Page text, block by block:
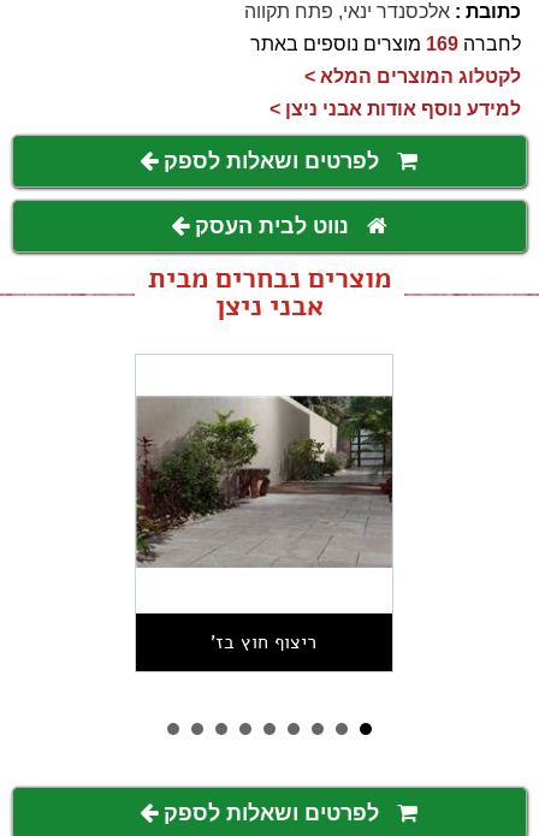
כתובת : אלכסנדר ינאי, פתח תקווה
לחברה 169 מוצרים נוספים באתר
לקטלוג המוצרים המלא >
למידע נוסף אודות אבני ניצן >
לפרטים ושאלות לספק
נווט לבית העסק
מוצרים נבחרים מבית
אבני ניצן
ריצוף חוץ בז'
לפרטים ושאלות לספק